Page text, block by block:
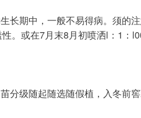
长期中，一般不易得病。须的
。或在7月末8月初喷洒l：1：
分级随起随选随假植，入冬前窖